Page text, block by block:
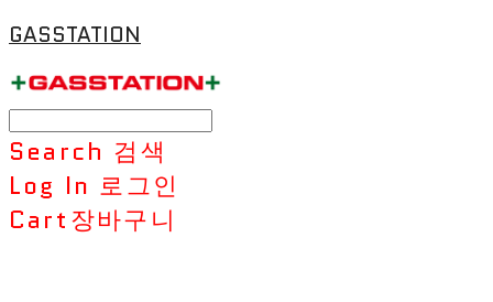
GASSTATION
Search 검색
Log In 로그인
Cart장바구니